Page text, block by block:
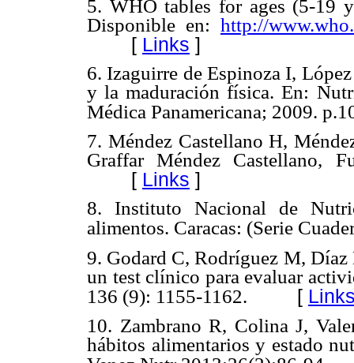
5. WHO tables for ages (5-19
Disponible en: http://
[ Links ]
6. Izaguirre de Espinoza I,
y la maduración física. En:
Médica Panamericana; 2009.
7. Méndez Castellano H,
Graffar Méndez Castellano,
[ Links ]
8. Instituto Nacional de
alimentos. Caracas: (Serie
9. Godard C, Rodríguez M,
un test clínico para evaluar
136 (9): 1155-1162. [
10. Zambrano R, Colina J,
hábitos alimentarios y estado